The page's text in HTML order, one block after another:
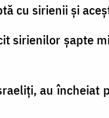
cu sirienii şi
sirienilor şapte
au încheiat